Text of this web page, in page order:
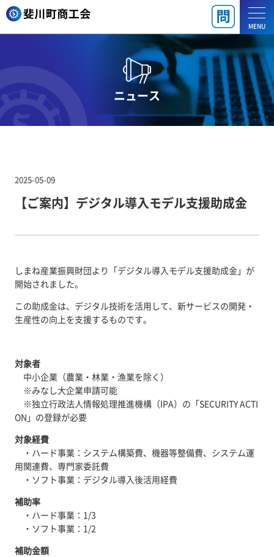
MENU
ニュース
2025-05-09
【ご案内】デジタル導入モデル支援助成金
しまね産業振興財団より「デジタル導入モデル支援助成金」が
開始されました。
この助成金は、デジタル技術を活用して、新サービスの開発・
生産性の向上を支援するものです。
対象者
中小企業（農業・林業・漁業を除く）
※みなし大企業申請可能
※独立行政法人情報処理推進機構（IPA）の「SECURITY ACTI
ON」の登録が必要
対象経費
・ハード事業：システム構築費、機器等整備費、システム運
用関連費、専門家委託費
・ソフト事業：デジタル導入後活用経費
補助率
・ハード事業：1/3
・ソフト事業：1/2
補助金額